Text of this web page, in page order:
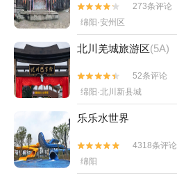


273条评论
绵阳·安州区
北川羌城旅游区(5A)


52条评论
绵阳·北川新县城
乐乐水世界


4318条评论
绵阳